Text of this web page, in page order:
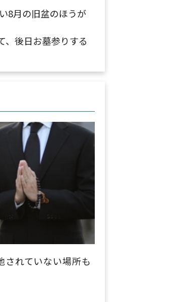
8月の旧盆のほうが
、後日お墓参りする
されていない場所も